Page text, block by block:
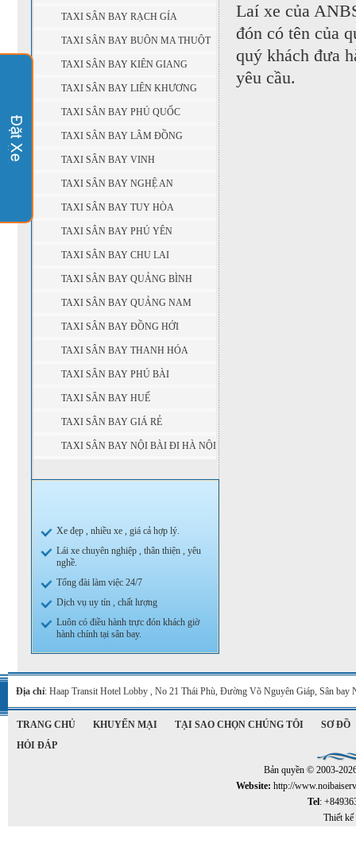
TAXI SÂN BAY RẠCH GÍA
TAXI SÂN BAY BUÔN MA THUỘT
TAXI SÂN BAY KIÊN GIANG
TAXI SÂN BAY LIÊN KHƯƠNG
TAXI SÂN BAY PHÚ QUỐC
TAXI SÂN BAY LÂM ĐỒNG
TAXI SÂN BAY VINH
TAXI SÂN BAY NGHỆ AN
TAXI SÂN BAY TUY HÒA
TAXI SÂN BAY PHÚ YÊN
TAXI SÂN BAY CHU LAI
TAXI SÂN BAY QUẢNG BÌNH
TAXI SÂN BAY QUẢNG NAM
TAXI SÂN BAY ĐỒNG HỚI
TAXI SÂN BAY THANH HÓA
TAXI SÂN BAY PHÚ BÀI
TAXI SÂN BAY HUẾ
TAXI SÂN BAY GIÁ RẺ
TAXI SÂN BAY NỘI BÀI ĐI HÀ NỘI
Xe đẹp , nhiều xe , giá cả hợp lý.
Lái xe chuyên nghiệp , thân thiện , yêu
nghề.
Tổng đài làm việc 24/7
Dịch vụ uy tín , chất lượng
Luôn có điều hành trực đón khách giờ
hành chính tại sân bay.
Laí xe của
đón có tên của
quý khách đưa
yêu cầu.
Địa chỉ: Haap Transit Hotel Lobby , No 21 Thái Phù, Đường Võ Nguyên Giáp, Sân bay
TRANG CHỦ KHUYẾN MẠI TẠI SAO CHỌN CHÚNG TÔI
SƠ ĐỒ
HỎI ĐÁP
Bản quyền © 2003-
Website: http://
Tel:
Thiết kế